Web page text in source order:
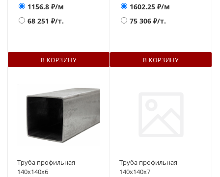
1156.8 ₽/м
68 251 ₽/т.
В КОРЗИНУ
1602.25 ₽/м
75 306 ₽/т.
В КОРЗИНУ
Труба профильная
140x140x6
Труба профильная
140х140х7